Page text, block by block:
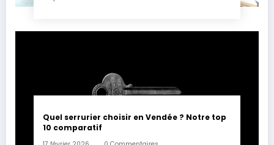
Quel serrurier choisir en Vendée ? Notre top
10 comparatif